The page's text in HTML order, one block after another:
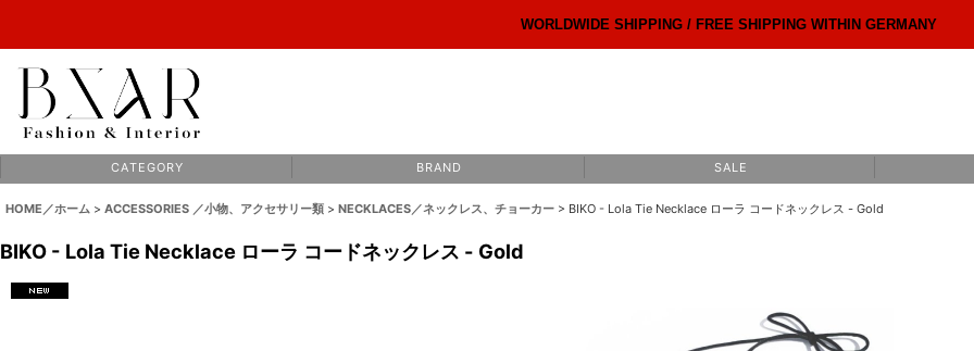
WORLDWIDE SHIPPING / FREE SHIPPING WITHIN GERMANY
C A T E G O R Y B R A N D S A L E
HOME／ホーム > ACCESSORIES ／小物、アクセサリー類 > NECKLACES／ネックレス、チョーカー > BIKO - Lola Tie Necklace ローラ コードネックレス - Gold
BIKO - Lola Tie Necklace ローラ コードネックレス - Gold